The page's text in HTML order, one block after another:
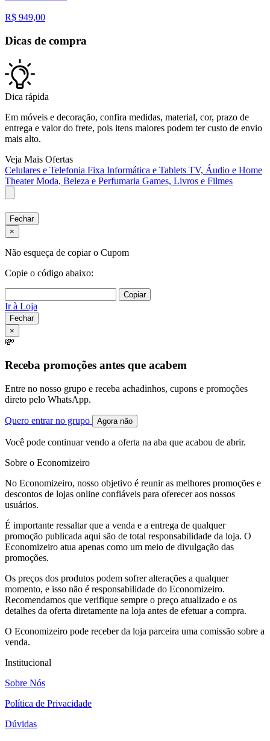
R$ 949,00
Dicas de compra
Dica rápida
Em móveis e decoração, confira medidas, material, cor, prazo de
entrega e valor do frete, pois itens maiores podem ter custo de envio
mais alto.
Veja Mais Ofertas
Celulares e Telefonia Fixa Informática e Tablets TV, Áudio e Home
TheaterModa, Beleza e Perfumaria Games, Livros e Filmes
Fechar
×
Não esqueça de copiar o Cupom
Copie o código abaixo:
Copiar
Ir à Loja
Fechar
×
💸
Receba promoções antes que acabem
Entre no nosso grupo e receba achadinhos, cupons e promoções
direto pelo WhatsApp.
Quero entrar no grupo Agora não
Você pode continuar vendo a oferta na aba que acabou de abrir.
Sobre o Economizeiro
No Economizeiro, nosso objetivo é reunir as melhores promoções e
descontos de lojas online confiáveis para oferecer aos nossos
usuários.
É importante ressaltar que a venda e a entrega de qualquer
promoção publicada aqui são de total responsabilidade da loja. O
Economizeiro atua apenas como um meio de divulgação das
promoções.
Os preços dos produtos podem sofrer alterações a qualquer
momento, e isso não é responsabilidade do Economizeiro.
Recomendamos que verifique sempre o preço atualizado e os
detalhes da oferta diretamente na loja antes de efetuar a compra.
O Economizeiro pode receber da loja parceira uma comissão sobre a
venda.
Institucional
Sobre Nós
Política de Privacidade
Dúvidas